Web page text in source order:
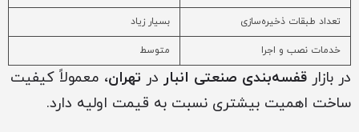
تعداد طبقات ذخیره‌سازی بسیار زیاد
خدمات نصب و اجرا متوسط
در بازار قفسه‌بندی صنعتی انبار در تهران، معمولاً کیفیت
ساخت اهمیت بیشتری نسبت به قیمت اولیه دارد.